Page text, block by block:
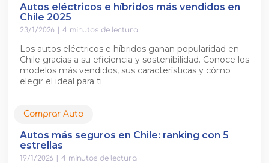
Autos eléctricos e híbridos más vendidos en
Chile 2025
23/1/2026 4 minutos de lectura
Los autos eléctricos e híbridos ganan popularidad en
Chile gracias a su eficiencia y sostenibilidad. Conoce los
modelos más vendidos, sus características y cómo
elegir el ideal para ti.
Comprar Auto
Autos más seguros en Chile: ranking con 5
estrellas
19/1/2026 4 minutos de lectura